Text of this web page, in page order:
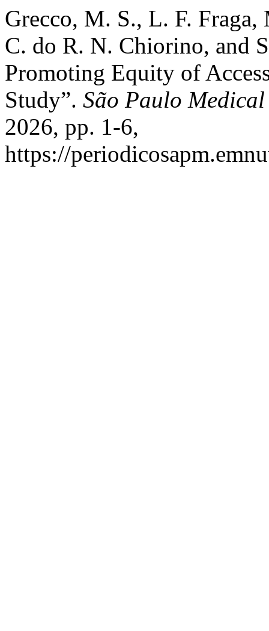
Grecco, M. S., L. F.
C. do R. N. Chiorino, and
Promoting Equity of
Study”. São Paulo
2026, pp. 1-6,
https://